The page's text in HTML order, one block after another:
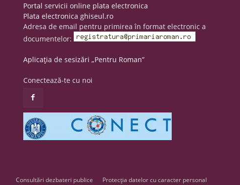
Portal servicii online plata electronica
Plata electronica ghiseul.ro
Adresa de email pentru primirea în format electronic a
documentelor:
Aplicația de sesizări „Pentru Roman”
Conectează-te cu noi
Consultări dezbateri publice Protecția datelor cu caracter personal